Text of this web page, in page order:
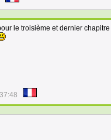
le troisième et dernier